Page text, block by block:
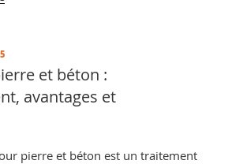
pierre
naturelle »et béton :
avantages et
pierre et béton est un traitement